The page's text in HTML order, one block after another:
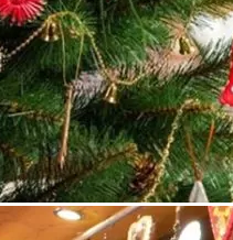
и всички други
КВС Кайнардж
93 КОЛЕВ И СИЕ е
изработване на
и строителство